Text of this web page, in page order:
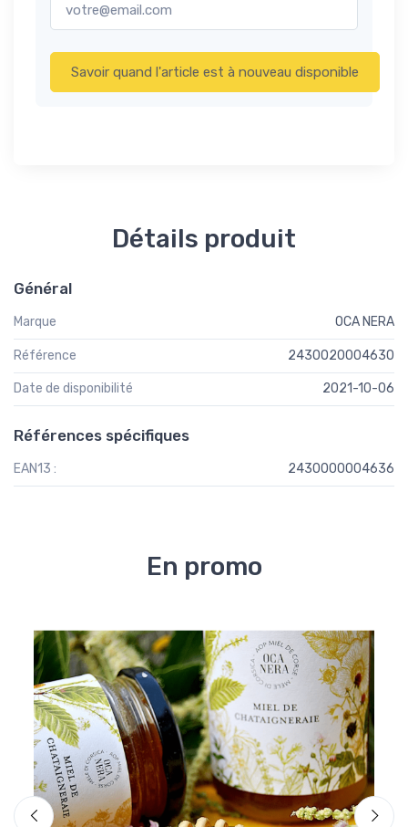
Savoir quand l'article est à nouveau disponible
Détails produit
Général
Marque OCA NERA
Référence 2430020004630
Date de disponibilité 2021-10-06
Références spécifiques
EAN13 : 2430000004636
En promo